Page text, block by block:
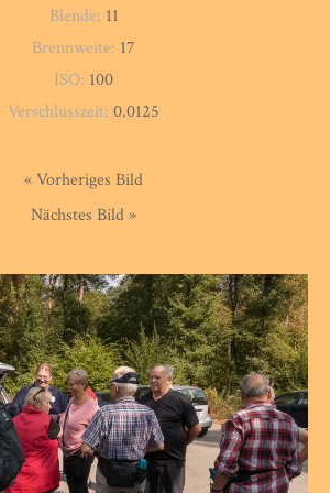
Blende: 11
Brennweite: 17
ISO: 100
Verschlusszeit: 0.0125
« Vorheriges Bild
Nächstes Bild »